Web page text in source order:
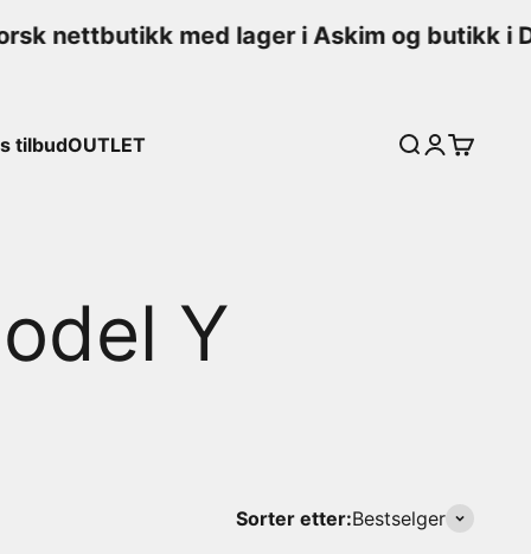
nettbutikk med lager i Askim og butikk i
tilbudOUTLET
SøkLogg inn
Sorter etter:Bestselger